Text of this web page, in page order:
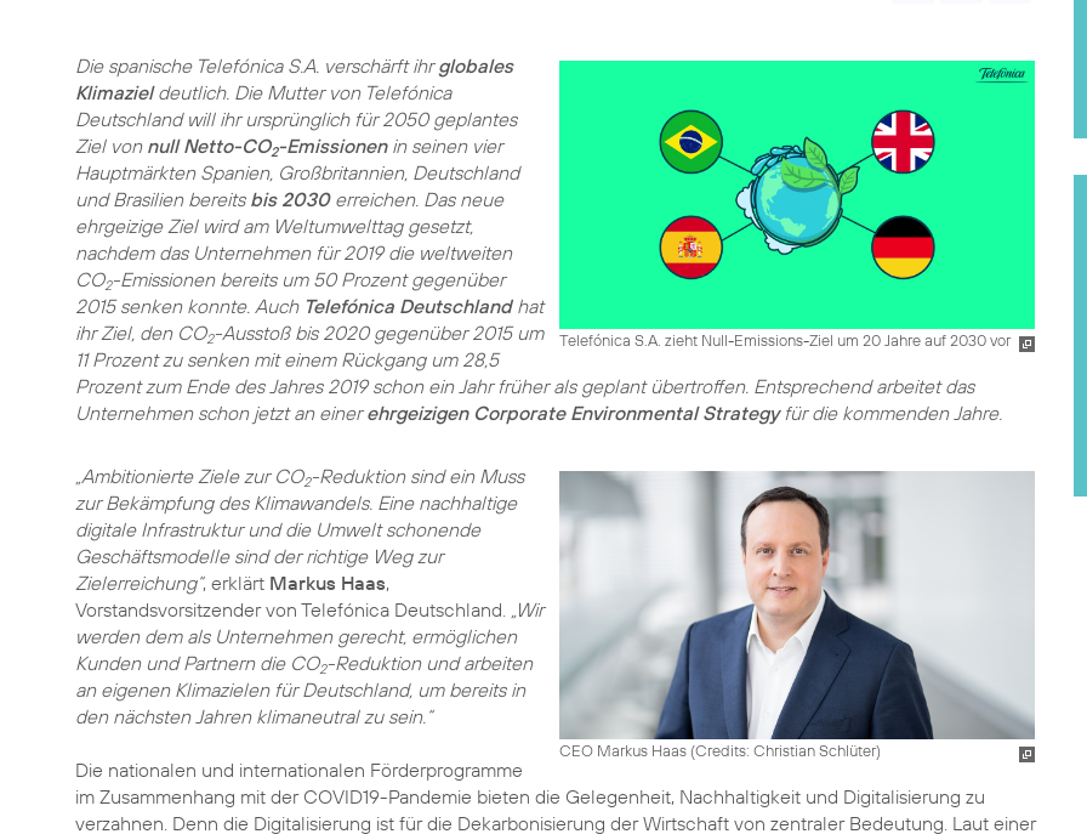
Telefónica S.A. zieht Null-Emissions-Ziel um 20 Jahre auf 2030 vor
Die spanische Telefónica S.A. verschärft ihrglobales
Klimazieldeutlich. Die Mutter von Telefónica
Deutschland will ihr ursprünglich für 2050 geplantes
Ziel von null Netto-CO2-Emissionenin seinen vier
Hauptmärkten Spanien, Großbritannien, Deutschland
und Brasilien bereits bis 2030erreichen. Das neue
ehrgeizige Ziel wird am Weltumwelttag gesetzt,
nachdem das Unternehmen für 2019 die weltweiten
CO2-Emissionen bereits um 50 Prozent gegenüber
2015 senken konnte. Auch Telefónica Deutschlandhat
ihr Ziel, den CO2-Ausstoß bis 2020 gegenüber 2015 um
11 Prozent zu senken mit einem Rückgang um 28,5
Prozent zum Ende des Jahres 2019 schon ein Jahr früher als geplant übertroffen. Entsprechend arbeitet das
Unternehmen schon jetzt an einerehrgeizigen Corporate Environmental Strategyfür die kommenden Jahre.
CEO Markus Haas (Credits: Christian Schlüter)
„Ambitionierte Ziele zur CO2-Reduktion sind ein Muss
zur Bekämpfung des Klimawandels. Eine nachhaltige
digitale Infrastruktur und die Umwelt schonende
Geschäftsmodelle sind der richtige Weg zur
Zielerreichung“, erklärt Markus Haas,
Vorstandsvorsitzender von Telefónica Deutschland. „Wir
werden dem als Unternehmen gerecht, ermöglichen
Kunden und Partnern die CO2-Reduktion und arbeiten
an eigenen Klimazielen für Deutschland, um bereits in
den nächsten Jahren klimaneutral zu sein.“
Die nationalen und internationalen Förderprogramme
im Zusammenhang mit der COVID19-Pandemie bieten die Gelegenheit, Nachhaltigkeit und Digitalisierung zu
verzahnen. Denn die Digitalisierung ist für die Dekarbonisierung der Wirtschaft von zentraler Bedeutung. Laut einer